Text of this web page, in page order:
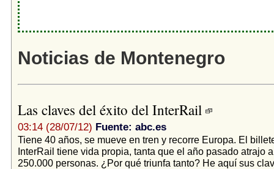
Noticias de Montenegro
Las claves del éxito del InterRail
03:14 (28/07/12) Fuente: abc.es
Tiene 40 años, se mueve en tren y recorre Europa. El
InterRail tiene vida propia, tanta que el año pasado atrajo
250.000 personas. ¿Por qué triunfa tanto? He aquí sus